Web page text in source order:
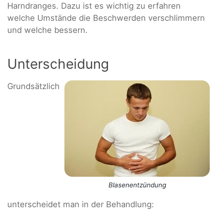
Harndranges. Dazu ist es wichtig zu erfahren
welche Umstände die Beschwerden verschlimmern
und welche bessern.
Unterscheidung
Blasenentzündung
Grundsätzlich
unterscheidet man in der Behandlung: